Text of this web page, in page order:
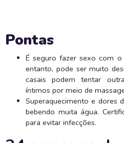
Pontas
É seguro fazer sexo com
entanto, pode ser muito
casais podem tentar
íntimos por meio de
Superaquecimento e dores
bebendo muita água.
para evitar infecções.